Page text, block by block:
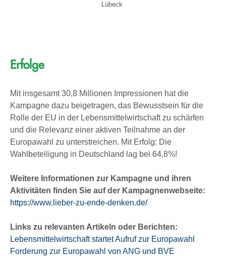
Lübeck
Erfolge
Mit insgesamt 30,8 Millionen Impressionen hat die
Kampagne dazu beigetragen, das Bewusstsein für die
Rolle der EU in der Lebensmittelwirtschaft zu schärfen
und die Relevanz einer aktiven Teilnahme an der
Europawahl zu unterstreichen. Mit Erfolg: Die
Wahlbeteiligung in Deutschland lag bei 64,8%!
Weitere Informationen zur Kampagne und ihren
Aktivitäten finden Sie auf der Kampagnenwebseite:
https://www.lieber-zu-ende-denken.de/
Links zu relevanten Artikeln oder Berichten:
Lebensmittelwirtschaft startet Aufruf zur Europawahl
Forderung zur Europawahl von ANG und BVE